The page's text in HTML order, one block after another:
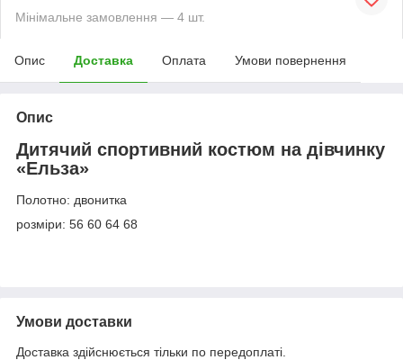
Мінімальне замовлення — 4 шт.
Опис Доставка Оплата Умови повернення
Опис
Дитячий спортивний костюм на дівчинку
«Ельза»
Полотно: двонитка
розміри: 56 60 64 68
Умови доставки
Доставка здійснюється тільки по передоплаті.